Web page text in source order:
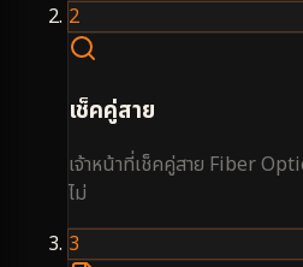
2
เช็คคู่สาย
เจ้าหน้าที่เช็คคู่สาย Fiber
ไม่
3